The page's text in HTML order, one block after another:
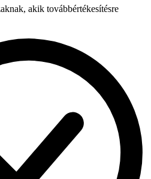
akik továbbértékesítésre